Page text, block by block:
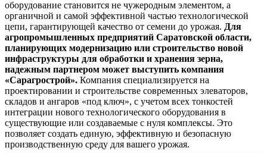
оборудование становится не чужеродным элементом, а
органичной и самой эффективной частью технологической
цепи, гарантирующей качество от семени до урожая. Для
агропромышленных предприятий Саратовской области,
планирующих модернизацию или строительство новой
инфраструктуры для обработки и хранения зерна,
надежным партнером может выступить компания
«Сарагрострой». Компания специализируется на
проектировании и строительстве современных элеваторов,
складов и ангаров «под ключ», с учетом всех тонкостей
интеграции нового технологического оборудования в
существующие или создаваемые с нуля комплексы. Это
позволяет создать единую, эффективную и безопасную
производственную среду для вашего урожая.